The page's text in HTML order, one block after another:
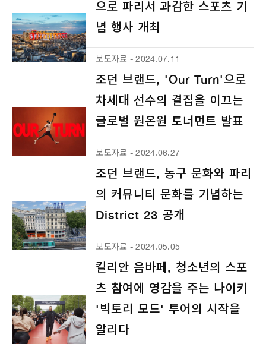
으로 파리서 과감한 스포츠 기
념 행사 개최
보도자료 - 2024.07.11
조던 브랜드, 'Our Turn'으로
차세대 선수의 결집을 이끄는
글로벌 원온원 토너먼트 발표
보도자료 - 2024.06.27
조던 브랜드, 농구 문화와 파리
의 커뮤니티 문화를 기념하는
District 23 공개
보도자료 - 2024.05.05
킬리안 음바페, 청소년의 스포
츠 참여에 영감을 주는 나이키
'빅토리 모드' 투어의 시작을
알리다